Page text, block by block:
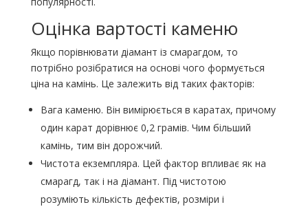
Оцінка вартості каменю
Якщо порівнювати діамант із смарагдом, то
потрібно розібратися на основі чого формується
ціна на камінь. Це залежить від таких факторів:
Вага каменю. Він вимірюється в каратах, причому
один карат дорівнює 0,2 грамів. Чим більший
камінь, тим він дорожчий.
Чистота екземпляра. Цей фактор впливає як на
смарагд, так і на діамант. Під чистотою
розуміють кількість дефектів, розміри і